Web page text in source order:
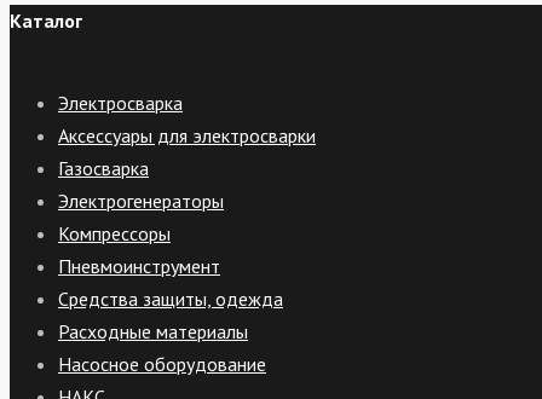
Каталог
Электросварка
Аксессуары для электросварки
Газосварка
Электрогенераторы
Компрессоры
Пневмоинструмент
Средства защиты, одежда
Расходные материалы
Насосное оборудование